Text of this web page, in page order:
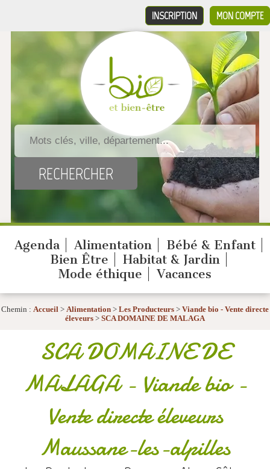
MON COMPTE
INSCRIPTION
Agenda Alimentation
Bébé & Enfant
Bien Être
Habitat & Jardin
Mode éthique
Vacances
Chemin : Accueil > Alimentation > Les Producteurs > Viande bio - Vente directe
éleveurs > SCA DOMAINE DE MALAGA
SCA DOMAINE DE
MALAGA- Viande bio -
Vente directe éleveurs
Maussane-les-alpilles